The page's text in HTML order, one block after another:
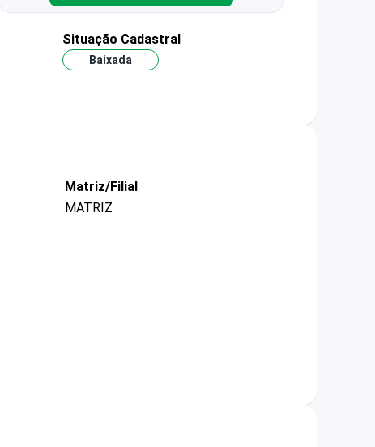
Situação Cadastral
Baixada
Matriz/Filial
MATRIZ